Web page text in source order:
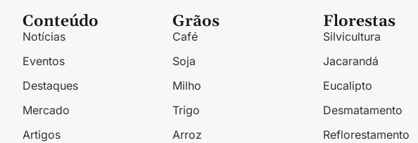
Conteúdo
Notícias
Eventos
Destaques
Mercado
Artigos
Grãos
Café
Soja
Milho
Trigo
Arroz
Florestas
Silvicultura
Jacarandá
Eucalipto
Desmatamento
Reflorestamento